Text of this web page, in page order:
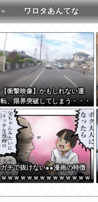
ワロタあんてな
【衝撃映像】かもしれない運
転、限界突破してしまう・・・
ガチで抜けない●●漫画の特徴
ｗｗｗｗｗｗｗｗｗｗｗｗｗｗ